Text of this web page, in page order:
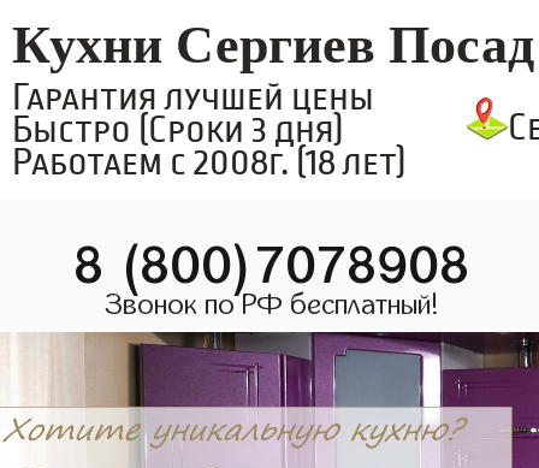
Кухни Сергиев Посад
Гарантия лучшей цены
Быстро (Сроки 3 дня)
Работаем с 2008г. (18 лет)
8 (800)7078908
Звонок по РФ бесплатный!